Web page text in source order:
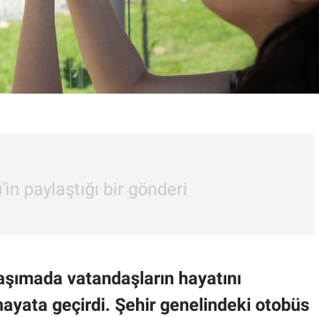
paylaştığı bir gönderi
vatandaşların hayatını
geçirdi. Şehir genelindeki otobüs